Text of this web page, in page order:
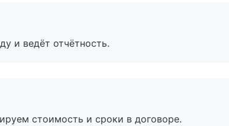
и ведёт отчётность.
стоимость и сроки в договоре.